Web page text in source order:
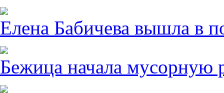
Елена Бабичева вышла в
Бежица начала мусорную